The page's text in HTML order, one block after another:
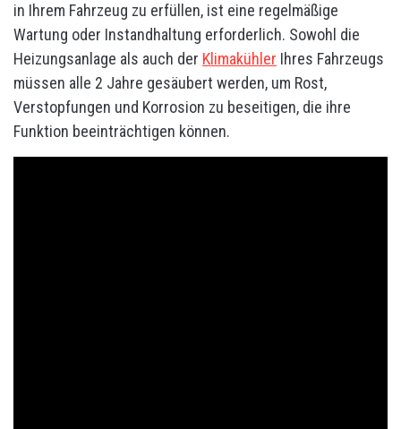
in Ihrem Fahrzeug zu erfüllen, ist eine regelmäßige
Wartung oder Instandhaltung erforderlich. Sowohl die
Heizungsanlage als auch der Klimakühler Ihres Fahrzeugs
müssen alle 2 Jahre gesäubert werden, um Rost,
Verstopfungen und Korrosion zu beseitigen, die ihre
Funktion beeinträchtigen können.